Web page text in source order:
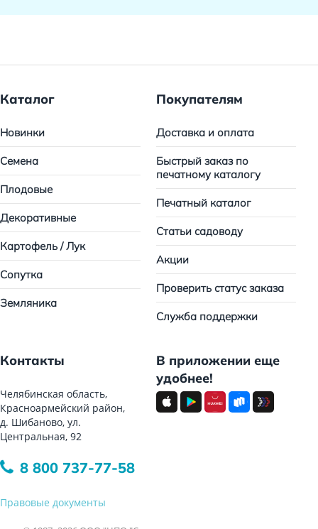
Каталог
Новинки
Семена
Плодовые
Декоративные
Картофель / Лук
Сопутка
Земляника
Покупателям
Доставка и оплата
Быстрый заказ по
печатному каталогу
Печатный каталог
Статьи садоводу
Акции
Проверить статус заказа
Служба поддержки
Контакты
Челябинская область,
Красноармейский район,
д. Шибаново, ул.
Центральная, 92
8 800 737-77-58
Правовые документы
В приложении еще
удобнее!